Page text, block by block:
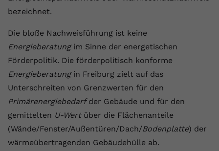
bezeichnet.
Die bloße Nachweisführung ist keine
Energieberatungim Sinne der energetischen
Förderpolitik. Die förderpolitisch konforme
Energieberatungin Freiburg zielt auf das
Unterschreiten von Grenzwerten für den
Primärenergiebedarfder Gebäude und für den
gemittelten U-Wertüber die Flächenanteile
(Wände/Fenster/Außentüren/Dach/Bodenplatte) der
wärmeübertragenden Gebäudehülle ab.
Laufzeit 1 Jahr
Einstellungen. Unter anderem eine
zufällig generierte ID, für die
vorgenommen Einstellungen, falls der
Webseiten-Betreiber dies eingestellt
hat.
Name fe_typo_user
Anbieter VPB.de
Zweck
Website zu erfassen.
Name
Laufzeit 90 Tage
Wird von Google Ads für das
Conversion-Tracking verwendet, um
Werbeklicks der Nutzung auf unserer
Website zuzuordnen.
Externe Inhalte
Wir verwenden auf unserer Website externe Inhalte,
um Ihnen zusätzliche Informationen anzubieten.
Name vuid
Laufzeit 2 Jahre
Vimeo installiert dieses Cookie, um
Tracking-Informationen zu sammeln,
Cookie-Informationen anzeigen